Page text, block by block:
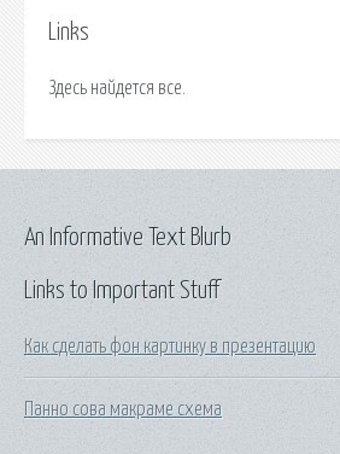
Links
Здесь найдется все.
Links to Important Stuff
Как сделать фон картинку в презентацию
Панно сова макраме схема
An Informative Text Blurb